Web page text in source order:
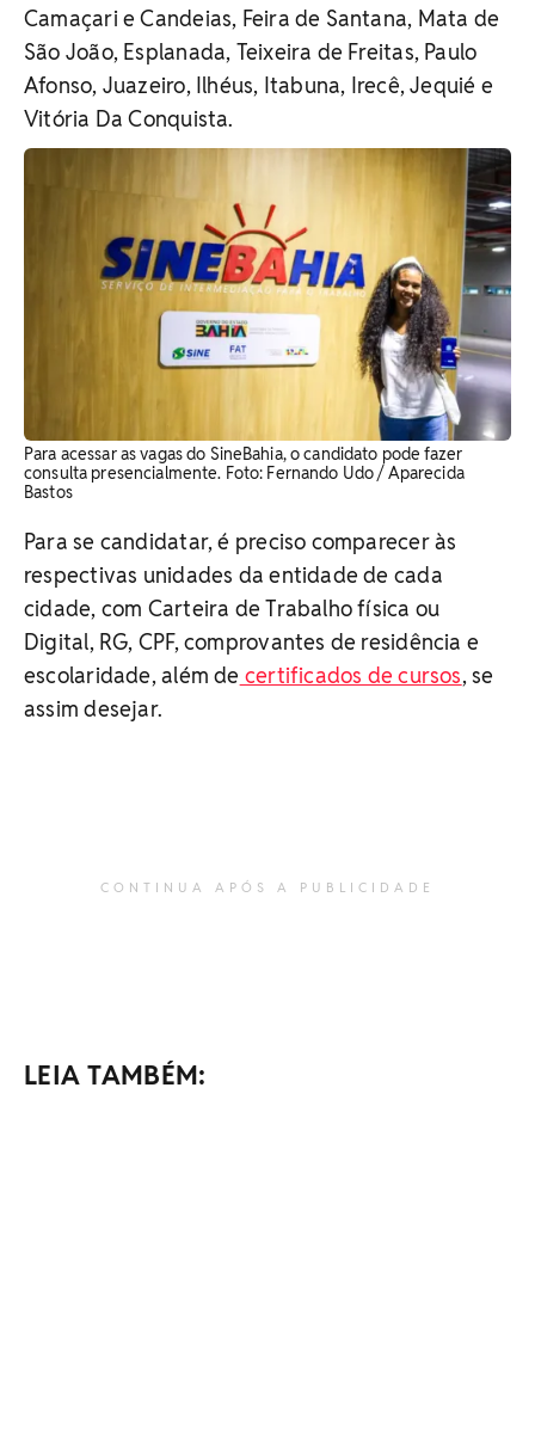
Camaçari e Candeias, Feira de Santana, Mata de
São João, Esplanada, Teixeira de Freitas, Paulo
Afonso, Juazeiro, Ilhéus, Itabuna, Irecê, Jequié e
Vitória Da Conquista.
Para acessar as vagas do SineBahia, o candidato pode fazer
consulta presencialmente. Foto: Fernando Udo / Aparecida
Bastos
Para se candidatar, é preciso comparecer às
respectivas unidades da entidade de cada
cidade, com Carteira de Trabalho física ou
Digital, RG, CPF, comprovantes de residência e
escolaridade, além de certificados de cursos, se
assim desejar.
CONTINUA APÓS A PUBLICIDADE
LEIA TAMBÉM: